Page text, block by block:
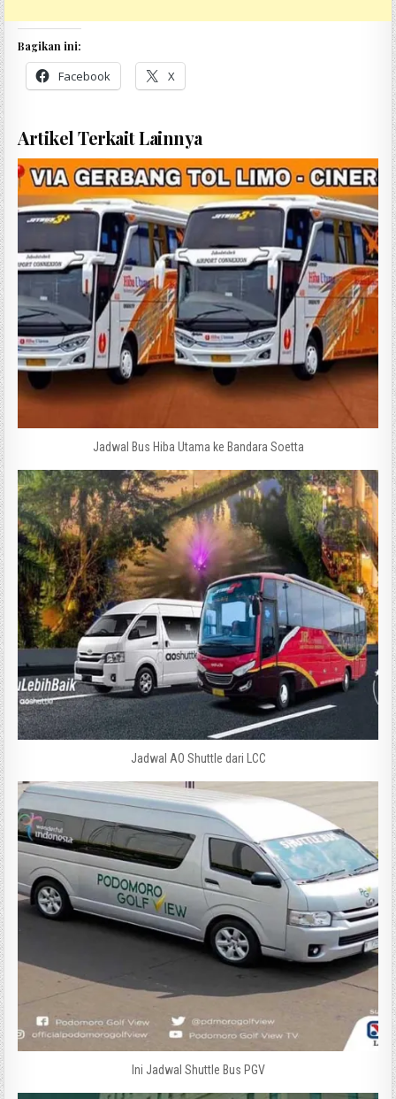
Bagikan ini:
Facebook X
Artikel Terkait Lainnya
Jadwal Bus Hiba Utama ke Bandara Soetta
Jadwal AO Shuttle dari LCC
Ini Jadwal Shuttle Bus PGV